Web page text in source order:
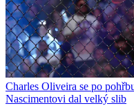
Charles Oliveira se po
Nascimentovi dal velký slib